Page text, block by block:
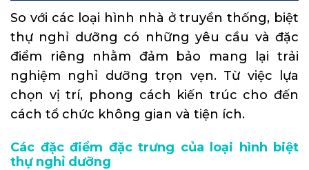
So với các loại hình nhà ở truyền thống, biệt
thự nghỉ dưỡng có những yêu cầu và đặc
điểm riêng nhằm đảm bảo mang lại trải
nghiệm nghỉ dưỡng trọn vẹn. Từ việc lựa
chọn vị trí, phong cách kiến trúc cho đến
cách tổ chức không gian và tiện ích.
Các đặc điểm đặc trưng của loại hình biệt
thự nghỉ dưỡng